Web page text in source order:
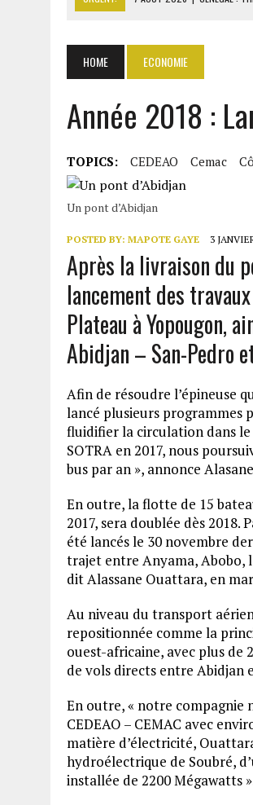
7 AOÛT 2026 | OUATTARA APPELLE À
7 AOÛT 2026
CÔTE D’IVOIRE :
HOME ECONOMIE
Année 2018 :
TOPICS: CEDEAO Cemac
Un pont d’Abidjan
POSTED BY: MAPOTE GAYE 3
Après la livraison du
lancement des
Plateau à Yopougon,
Abidjan – San-Pedro
Afin de résoudre l’épineuse
lancé plusieurs programmes
fluidifier la circulation dans le
SOTRA en 2017, nous
bus par an », annonce
En outre, la flotte de 15
2017, sera doublée dès
été lancés le 30 novembre
trajet entre Anyama, Abobo,
dit Alassane Ouattara, en
Au niveau du transport
repositionnée comme la
ouest-africaine, avec plus de
de vols directs entre Abidjan
En outre, « notre compagnie
CEDEAO – CEMAC avec
matière d’électricité,
hydroélectrique de Soubré,
installée de 2200 Mégawatts